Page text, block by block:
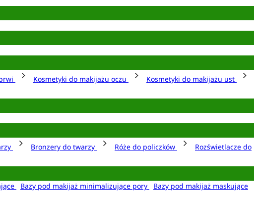
Kosmetyki do makijażu oczu
Kosmetyki do makijażu ust
Bronzery do twarzy Róże do policzków
Rozświetlacze do
Bazy pod makijaż minimalizujące pory
Bazy pod makijaż maskujące